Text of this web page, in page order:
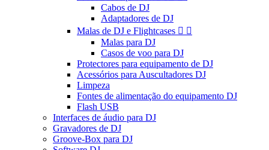
Cabos de DJ
Adaptadores de DJ
Malas de DJ e Flightcases  
Malas para DJ
Casos de voo para DJ
Protectores para equipamento de DJ
Acessórios para Auscultadores DJ
Limpeza
Fontes de alimentação do equipamento DJ
Flash USB
Interfaces de áudio para DJ
Gravadores de DJ
Groove-Box para DJ